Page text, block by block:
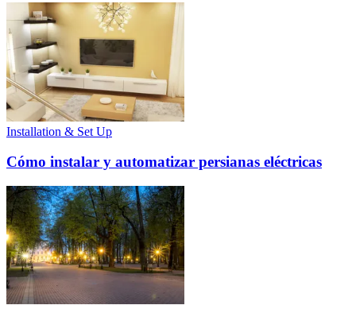
Installation & Set Up
Cómo instalar y automatizar persianas eléctricas